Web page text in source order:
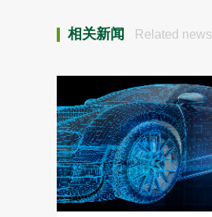
相关新闻 Related news